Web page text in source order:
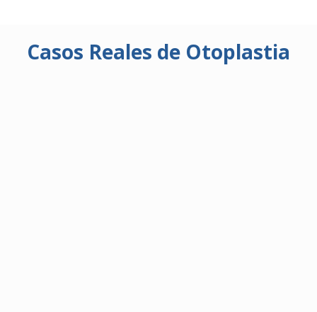
Casos Reales de Otoplastia